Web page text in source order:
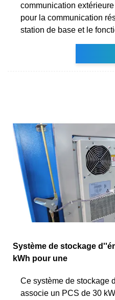
communication
pour la communication
station de base et le
Système de stockage
kWh pour une
Ce système de stockage
associe un PCS de 30